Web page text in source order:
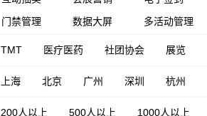
门禁管理
数据大屏 多活动管理
TMT 医疗医药 社团协会 展览
上海 北京 广州 深圳 杭州
200人以上 500人以上 1000人以上